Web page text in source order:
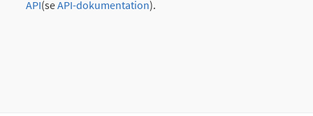
API(seAPI-dokumentation).